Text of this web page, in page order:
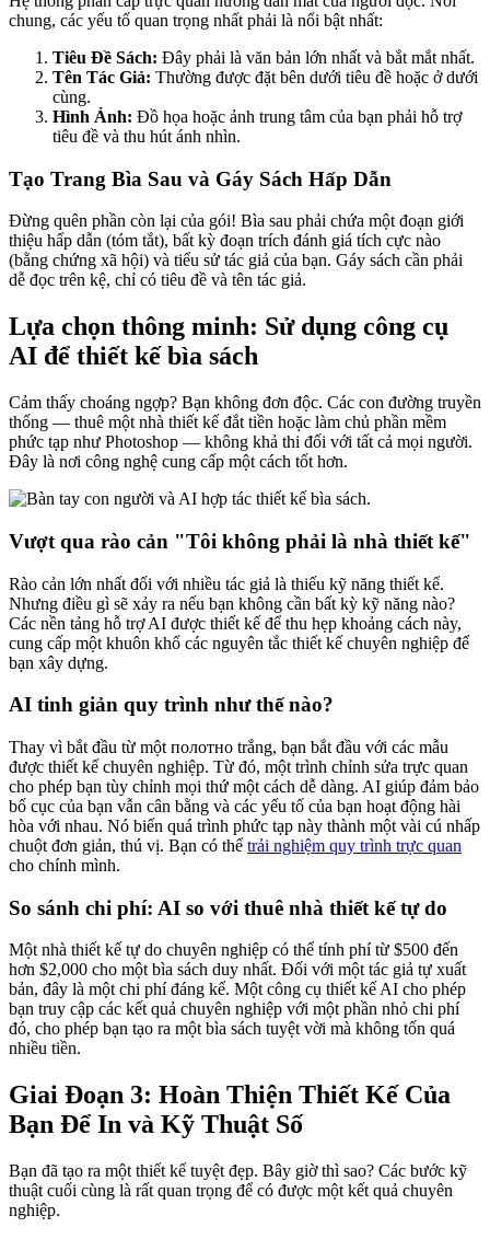
chung, các yếu tố quan trọng nhất phải là nổi bật nhất:
Tiêu Đề Sách: Đây phải là văn bản lớn nhất và bắt mắt nhất.
Tên Tác Giả: Thường được đặt bên dưới tiêu đề hoặc ở dưới
cùng.
Hình Ảnh: Đồ họa hoặc ảnh trung tâm của bạn phải hỗ trợ
tiêu đề và thu hút ánh nhìn.
Tạo Trang Bìa Sau và Gáy Sách Hấp Dẫn
Đừng quên phần còn lại của gói! Bìa sau phải chứa một đoạn giới
thiệu hấp dẫn (tóm tắt), bất kỳ đoạn trích đánh giá tích cực nào
(bằng chứng xã hội) và tiểu sử tác giả của bạn. Gáy sách cần phải
dễ đọc trên kệ, chỉ có tiêu đề và tên tác giả.
Lựa chọn thông minh: Sử dụng công cụ
AI để thiết kế bìa sách
Cảm thấy choáng ngợp? Bạn không đơn độc. Các con đường truyền
thống — thuê một nhà thiết kế đắt tiền hoặc làm chủ phần mềm
phức tạp như Photoshop — không khả thi đối với tất cả mọi người.
Đây là nơi công nghệ cung cấp một cách tốt hơn.
Vượt qua rào cản "Tôi không phải là nhà thiết kế"
Rào cản lớn nhất đối với nhiều tác giả là thiếu kỹ năng thiết kế.
Nhưng điều gì sẽ xảy ra nếu bạn không cần bất kỳ kỹ năng nào?
Các nền tảng hỗ trợ AI được thiết kế để thu hẹp khoảng cách này,
cung cấp một khuôn khổ các nguyên tắc thiết kế chuyên nghiệp để
bạn xây dựng.
AI tinh giản quy trình như thế nào?
Thay vì bắt đầu từ một полотно trắng, bạn bắt đầu với các mẫu
được thiết kế chuyên nghiệp. Từ đó, một trình chỉnh sửa trực quan
cho phép bạn tùy chỉnh mọi thứ một cách dễ dàng. AI giúp đảm bảo
bố cục của bạn vẫn cân bằng và các yếu tố của bạn hoạt động hài
hòa với nhau. Nó biến quá trình phức tạp này thành một vài cú nhấp
chuột đơn giản, thú vị. Bạn có thể trải nghiệm quy trình trực quan
cho chính mình.
So sánh chi phí: AI so với thuê nhà thiết kế tự do
Một nhà thiết kế tự do chuyên nghiệp có thể tính phí từ $500 đến
hơn $2,000 cho một bìa sách duy nhất. Đối với một tác giả tự xuất
bản, đây là một chi phí đáng kể. Một công cụ thiết kế AI cho phép
bạn truy cập các kết quả chuyên nghiệp với một phần nhỏ chi phí
đó, cho phép bạn tạo ra một bìa sách tuyệt vời mà không tốn quá
nhiều tiền.
Giai Đoạn 3: Hoàn Thiện Thiết Kế Của
Bạn Để In và Kỹ Thuật Số
Bạn đã tạo ra một thiết kế tuyệt đẹp. Bây giờ thì sao? Các bước kỹ
thuật cuối cùng là rất quan trọng để có được một kết quả chuyên
nghiệp.